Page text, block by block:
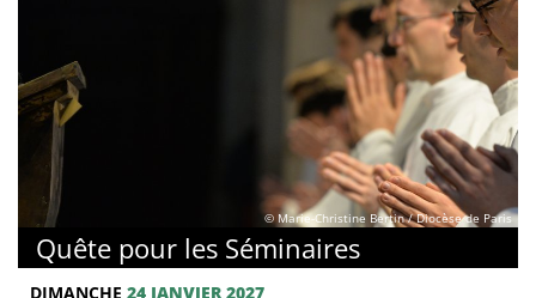
© Marie-Christine Bertin / Diocèse de Paris
Quête pour les Séminaires
DIMANCHE 24 JANVIER 2027